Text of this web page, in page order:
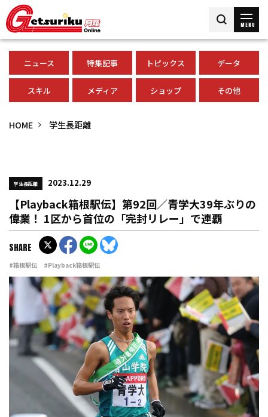
MENU
ニュース 特集記事 トピックス データ
スキル メディア ショップ その他
HOME 学生長距離
学生長距離 2023.12.29
【Playback箱根駅伝】第92回／青学大39年ぶりの
偉業！ 1区から首位の「完封リレー」で連覇
#箱根駅伝 #Playback箱根駅伝
SHARE